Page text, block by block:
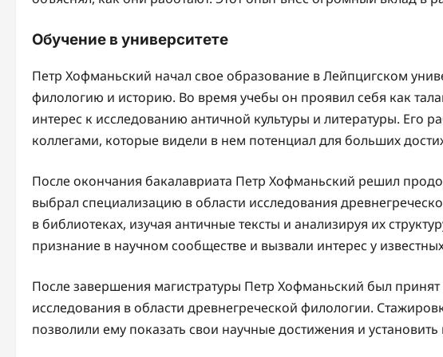
Обучение в университете
Петр Хофманьский начал свое образование в Лейпцигском
филологию и историю. Во время учебы он проявил себя как
интерес к исследованию античной культуры и литературы. Его
коллегами, которые видели в нем потенциал для больших
После окончания бакалавриата Петр Хофманьский решил
выбрал специализацию в области исследования
в библиотеках, изучая античные тексты и анализируя их
признание в научном сообществе и вызвали интерес у
После завершения магистратуры Петр Хофманьский был принят
исследования в области древнегреческой филологии.
позволили ему показать свои научные достижения и